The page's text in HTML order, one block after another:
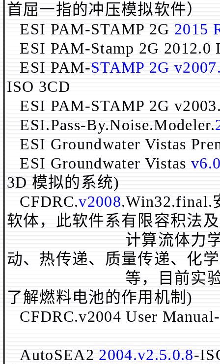
首屈一指的冲压模拟软件）
ESI PAM-STAMP 2G 2015
ESI PAM-Stamp 2G
ESI PAM-STAMP 2G
ISO 3CD
ESI PAM-STAMP 2G
ESI.Pass-By.Noise.Modeler.
ESI Groundwater Vistas
ESI Groundwater Vistas
3D 模拟的系统)
CFDRC.v2008.Win32.final.
软体，此软件系有限容积法
计算流体力
动、热传递、质量传递、化
等，目前实
了解燃料电池的作用机制)
CFDRC.v2004 User
AutoSEA2 2004.v2.5.0.8-